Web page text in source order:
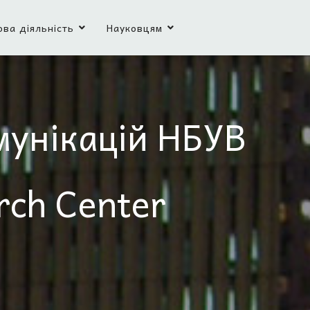
діяльність Науковцям
НБУВ
Center